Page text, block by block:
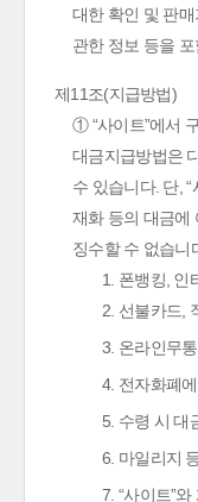
대한 확인 및 판
관한 정보 등을
제11조(지급방법)
① “사이트”에서
대금지급방법은
수 있습니다. 단,
재화 등의 대금에
징수할 수 없습니
1. 폰뱅킹, 인
2. 선불카드,
3. 온라인무
4. 전자화폐
5. 수령 시 대
6. 마일리지
7. “사이트”